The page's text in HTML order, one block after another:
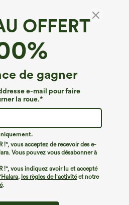
OFFERT
de gagner
e-mail pour faire
la roue.*
!", vous acceptez de recevoir des e-
Vous pouvez vous désabonner à
!", vous indiquez avoir lu et accepté
, les règles de l'activitéet notre
.
€44,95 EUR
Achetez-en 2 et bénéficiez de 10 % de
réduction | Achetez-en 3 et bénéficiez
large, taille basse asymétrique, poches
zippées